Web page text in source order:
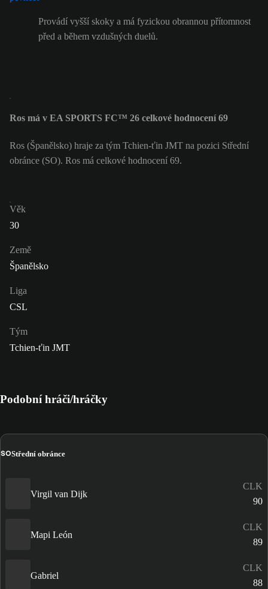
Provádí vyšší skoky a má fyzickou obrannou přítomnost
před a během vzdušných duelů.
Ros má v EA SPORTS FC™ 26 celkové hodnocení 69
Ros (Španělsko) hraje za tým Tchien-ťin JMT na pozici Střední
obránce (SO). Ros má celkové hodnocení 69.
Věk
30
Země
Španělsko
Liga
CSL
Tým
Tchien-ťin JMT
Podobní hráči/hráčky
SOStřední obránce
Virgil van Dijk
CLK
90
Mapi León
CLK
89
Gabriel
CLK
88